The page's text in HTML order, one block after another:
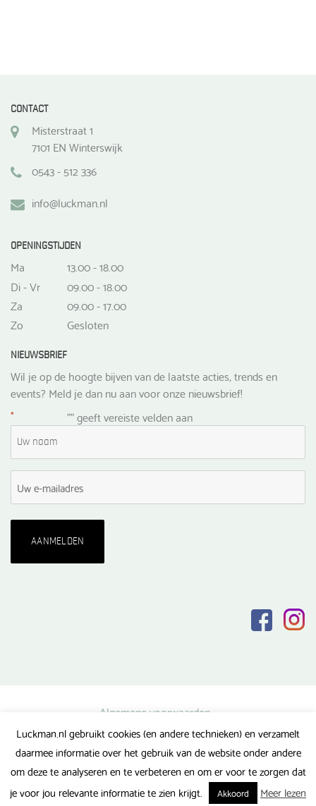
CONTACT
Misterstraat 1
7101 EN Winterswijk
0543 - 512 336
info@luckman.nl
OPENINGSTIJDEN
Ma
13.00 - 18.00
Di - Vr
09.00 - 18.00
Za
09.00 - 17.00
Zo
Gesloten
NIEUWSBRIEF
Wil je op de hoogte bijven van de laatste acties, trends en
events? Meld je dan nu aan voor onze nieuwsbrief!
"
* " geeft vereiste velden aan
Algemene voorwaarden
Privacy verklaring
Veel gestelde vragen
Luckman.nl gebruikt cookies (en andere technieken) en verzamelt
daarmee informatie over het gebruik van de website onder andere
om deze te analyseren en te verbeteren en om er voor te zorgen dat
je voor jou relevante informatie te zien krijgt.
Akkoord Meer lezen